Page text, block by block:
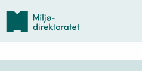
Tilbake
forsiden